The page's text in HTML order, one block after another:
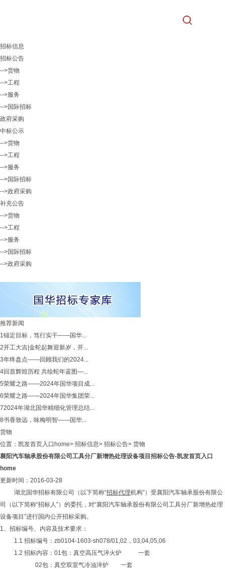
招标信息
招标公告
-->货物
-->工程
-->服务
-->国际招标
政府采购
中标公示
-->货物
-->工程
-->服务
-->国际招标
-->政府采购
补充公告
-->货物
-->工程
-->服务
-->国际招标
-->政府采购
推荐新闻
1锚定目标，笃行实干——国华...
2开工大吉|金蛇起舞迎新岁，开...
3年终盘点——回顾我们的2024...
4回首辉煌历程 共绘蛇年蓝图—...
5荣耀之路——2024年国华项目成...
6荣耀之路——2024年国华集团荣...
72024年湖北国华精细化管理总结...
8书香致远，咏梅明智——国华...
货物
位置： 凯发首页入口home> 招标信息> 招标公告> 货物
襄阳汽车轴承股份有限公司工具分厂新增热处理设备项目招标公告-凯发首页入口
home
更新时间：2016-03-28
湖北国华招标有限公司（以下简称“招标代理机构”）受襄阳汽车轴承股份有限公
司（以下简称“招标人”）的委托，对“襄阳汽车轴承股份有限公司工具分厂新增热处理
设备项目”进行国内公开招标采购。
1、招标编号、内容及技术要求：
1.1 招标编号：zb0104-1603-sh078/01,02，03,04,05,06
1.2 招标内容：01包：真空高压气淬火炉 一套
02包：真空双室气冷油淬炉 一套